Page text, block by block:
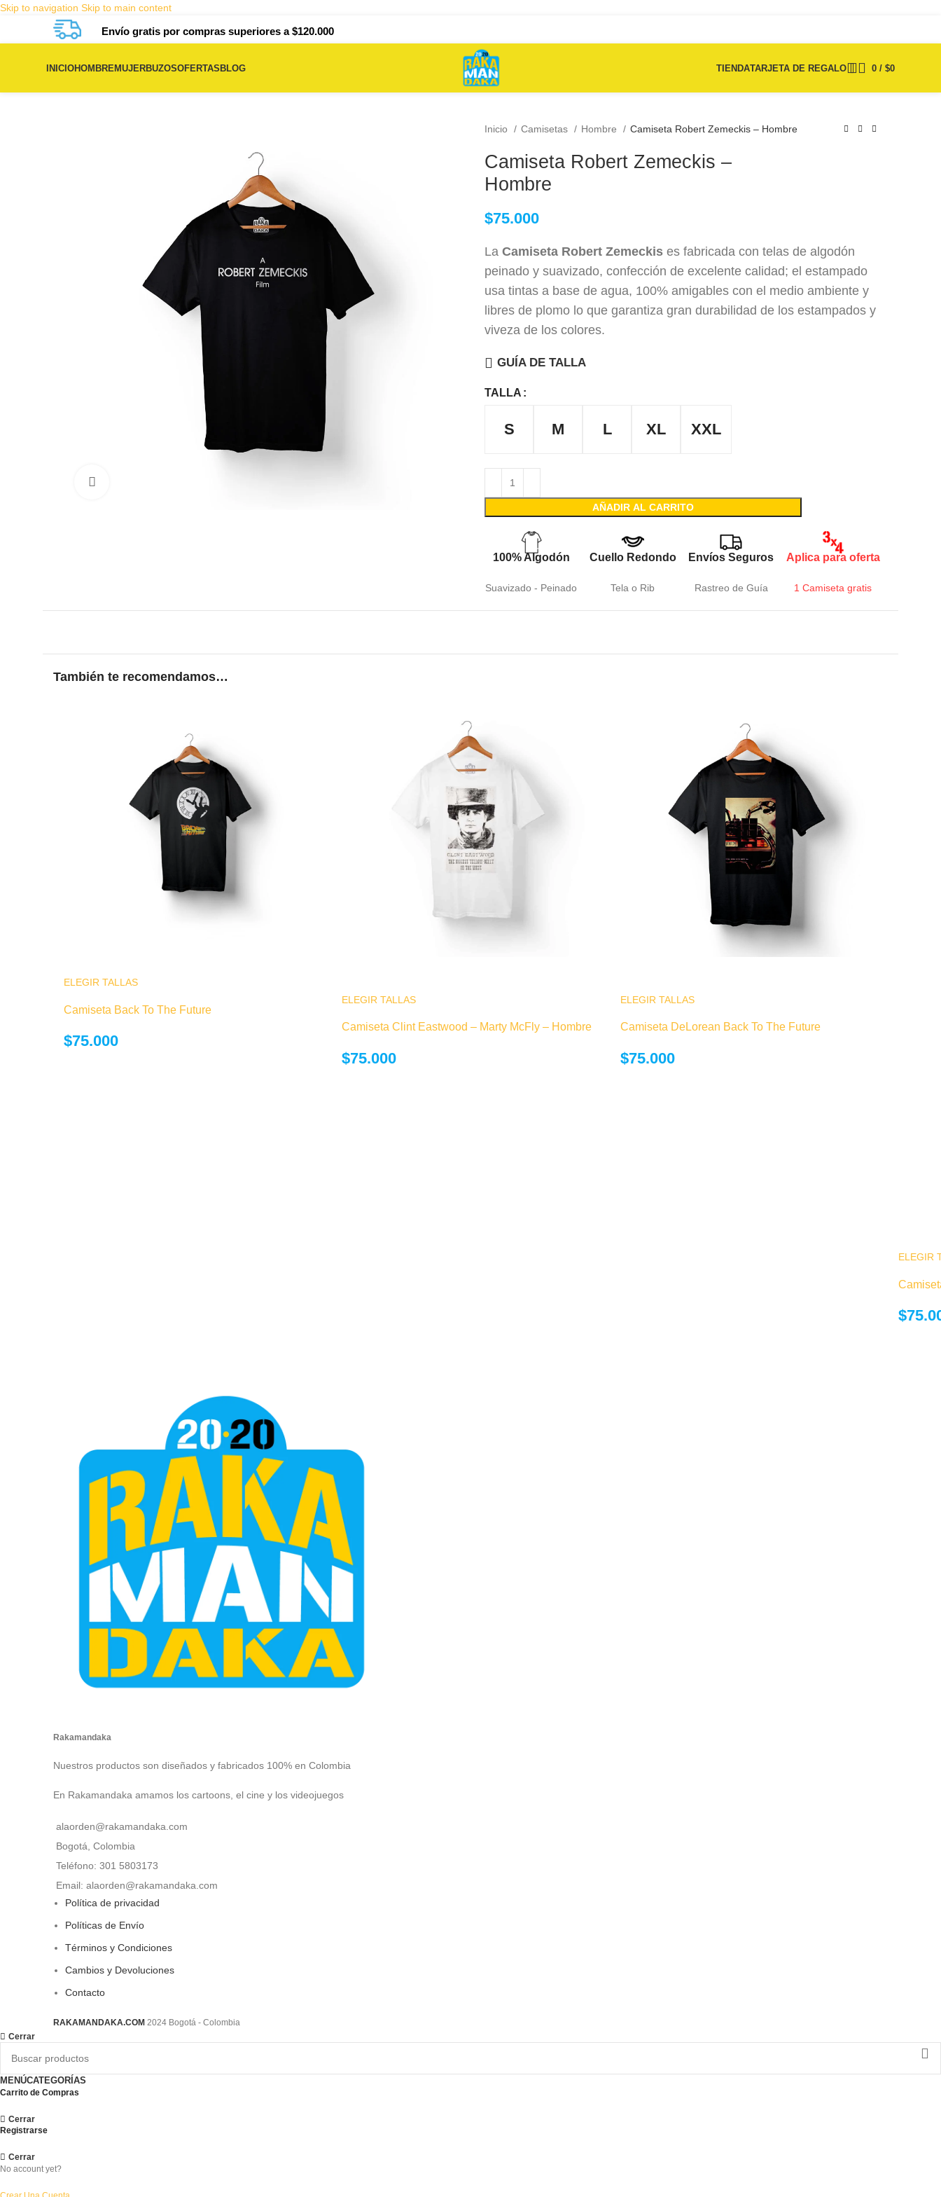
Skip to navigation Skip to main content
Envío gratis por compras superiores a $120.000
INICIOHOMBREMUJERBUZOSOFERTASBLOG TIENDATARJETA DE REGALO 0 / $0
Inicio Camisetas Hombre Camiseta Robert Zemeckis – Hombre
Camiseta Robert Zemeckis –
Hombre
$75.000
La Camiseta Robert Zemeckis es fabricada con telas de algodón
peinado y suavizado, confección de excelente calidad; el estampado
usa tintas a base de agua, 100% amigables con el medio ambiente y
libres de plomo lo que garantiza gran durabilidad de los estampados y
viveza de los colores.
GUÍA DE TALLA
TALLA
S M L XL XXL
AÑADIR AL CARRITO
100% Algodón
Suavizado - Peinado
Cuello Redondo
Tela o Rib
Envíos Seguros
Rastreo de Guía
Aplica para oferta
1 Camiseta gratis
También te recomendamos…
ELEGIR TALLAS
producto
Camiseta Back To The Future
$75.000
ELEGIR TALLAS
producto
Camiseta Clint Eastwood – Marty McFly – Hombre
$75.000
ELEGIR TALLASEste producto tiene múltiples variantes. Las
producto
Camiseta DeLorean Back To The Future
$75.000
ELEGIR
$
Rakamandaka
Nuestros productos son diseñados y fabricados 100% en Colombia
En Rakamandaka amamos los cartoons, el cine y los videojuegos
alaorden@rakamandaka.com
Bogotá, Colombia
Teléfono: 301 5803173
Email: alaorden@rakamandaka.com
Política de privacidad
Políticas de Envío
Términos y Condiciones
Cambios y Devoluciones
Contacto
RAKAMANDAKA.COM 2024 Bogotá - Colombia
Cerrar
MENÚCATEGORÍAS
Carrito de Compras
Cerrar
Registrarse
Cerrar
No account yet?
Crear Una Cuenta